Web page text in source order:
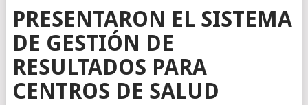
PRESENTARON EL SISTEMA
DE GESTIÓN DE
RESULTADOS PARA
CENTROS DE SALUD